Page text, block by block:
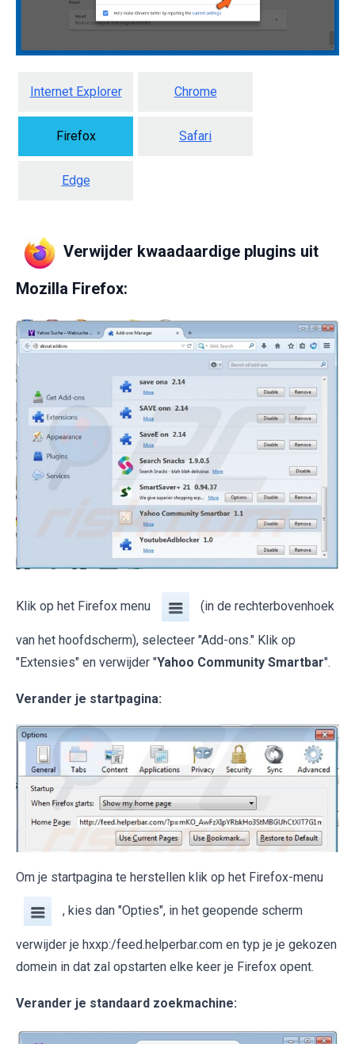
Internet Explorer Chrome
Firefox Safari
Edge
Verwijder kwaadaardige plugins uit
Mozilla Firefox:
Klik op het Firefox menu (in de rechterbovenhoek
van het hoofdscherm), selecteer "Add-ons." Klik op
"Extensies" en verwijder "Yahoo Community Smartbar".
Verander je startpagina:
Om je startpagina te herstellen klik op het Firefox-menu
, kies dan "Opties", in het geopende scherm
verwijder je hxxp:/feed.helperbar.com en typ je je gekozen
domein in dat zal opstarten elke keer je Firefox opent.
Verander je standaard zoekmachine: